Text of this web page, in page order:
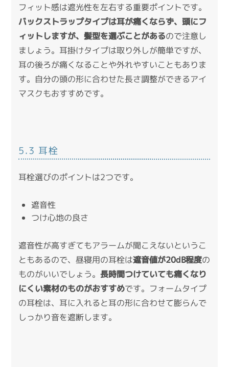
フィット感は遮光性を左右する重要ポイントです。
バックストラップタイプは耳が痛くならず、頭にフ
ィットしますが、髪型を選ぶことがあるので注意し
ましょう。耳掛けタイプは取り外しが簡単ですが、
耳の後ろが痛くなることや外れやすいこともありま
す。自分の頭の形に合わせた長さ調整ができるアイ
マスクもおすすめです。
5.3 耳栓
耳栓選びのポイントは2つです。
遮音性
つけ心地の良さ
遮音性が高すぎてもアラームが聞こえないというこ
ともあるので、昼寝用の耳栓は遮音値が20dB程度の
ものがいいでしょう。長時間つけていても痛くなり
にくい素材のものがおすすめです。フォームタイプ
の耳栓は、耳に入れると耳の形に合わせて膨らんで
しっかり音を遮断します。